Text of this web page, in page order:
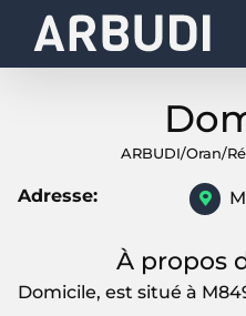
ARBUDI/Oran/
Adresse:
À propos
Domicile, est situé à